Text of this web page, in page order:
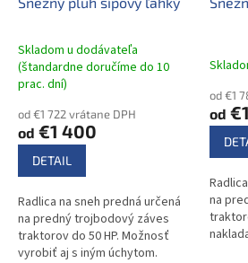
Priemerné
hodnotenie
je
5,0
Skladom u dodávateľa
(štandardne doručíme do 10
prac. dní)
od €1 722 vrátane DPH
od €1 400
DETAIL
Radlica na sneh predná určená
na predný trojbodový záves
traktorov do 50 HP. Možnosť
vyrobiť aj s iným úchytom.
od €1
od
na